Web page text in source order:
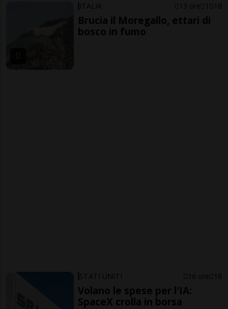
ITALIA 13 ore 1 18
Brucia il Moregallo, ettari di
bosco in fumo
STATI UNITI 16 ore 18
Volano le spese per l'IA:
SpaceX crolla in borsa